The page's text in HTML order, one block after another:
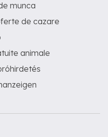
munca
de cazare
animale